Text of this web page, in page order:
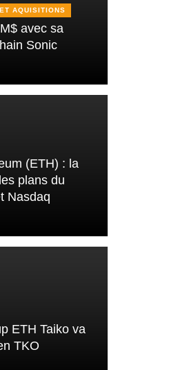
AQUISITIONS
avec sa
Sonic
(ETH) : la
plans du
Nasdaq
ETH Taiko va
TKO